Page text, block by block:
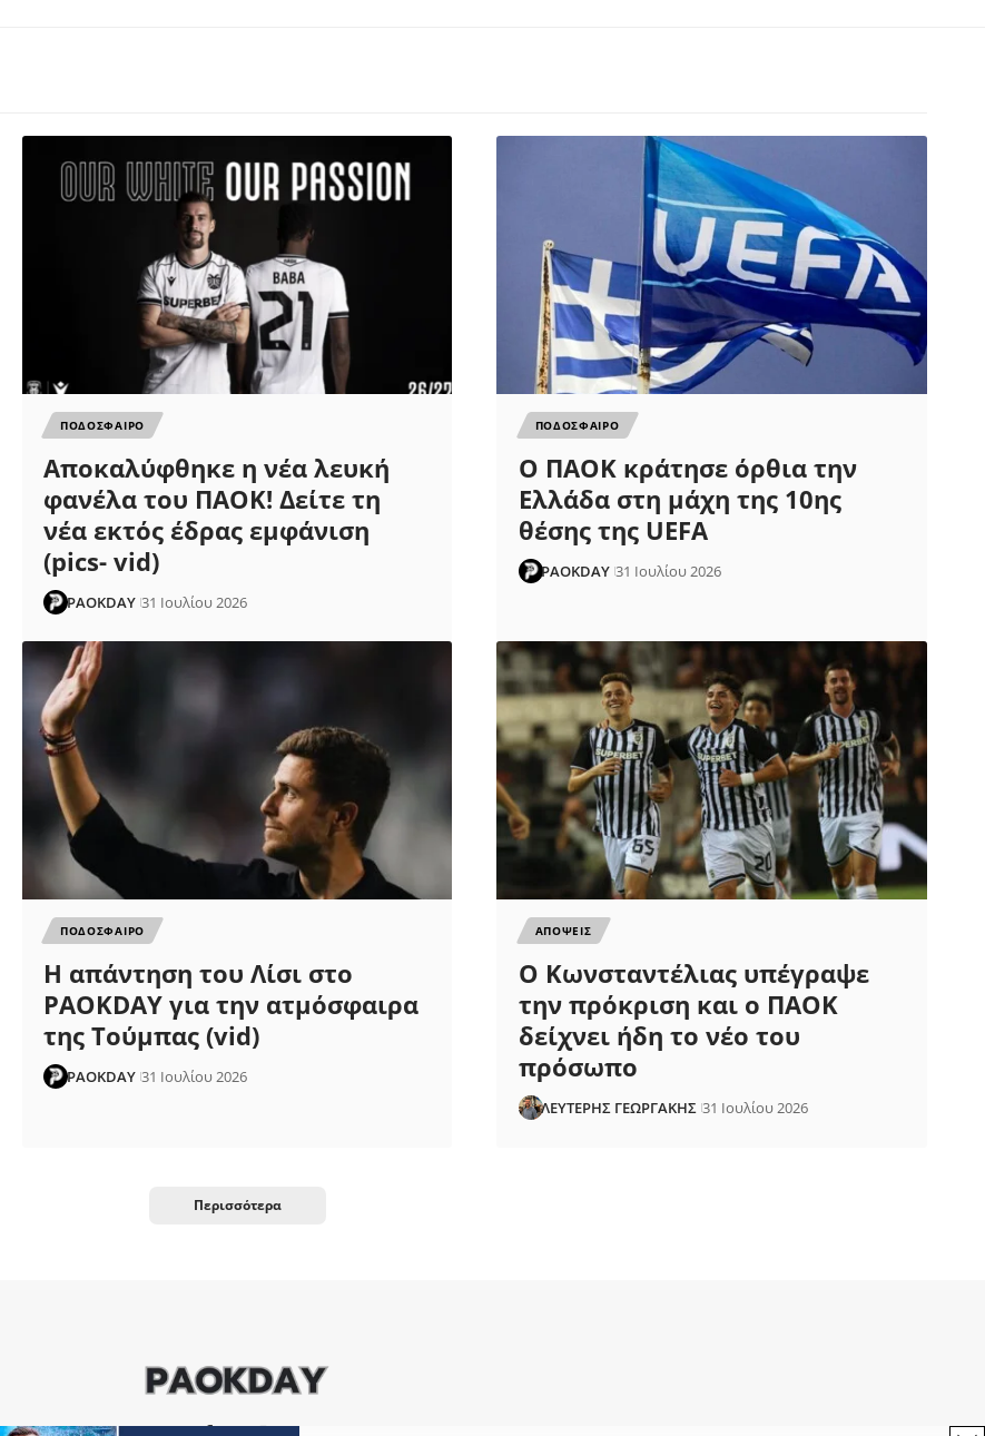
ΠΟΔΟΣΦΑΙΡΟ
Αποκαλύφθηκε η νέα λευκή
φανέλα του ΠΑΟΚ! Δείτε τη
νέα εκτός έδρας εμφάνιση
(pics- vid)
PAOKDAY 31 Ιουλίου 2026
ΠΟΔΟΣΦΑΙΡΟ
Ο ΠΑΟΚ κράτησε όρθια την
Ελλάδα στη μάχη της 10ης
θέσης της UEFA
PAOKDAY 31 Ιουλίου 2026
ΠΟΔΟΣΦΑΙΡΟ
Η απάντηση του Λίσι στο
PAOKDAY για την ατμόσφαιρα
της Τούμπας (vid)
PAOKDAY 31 Ιουλίου 2026
ΑΠΟΨΕΙΣ
Ο Κωνσταντέλιας υπέγραψε
την πρόκριση και ο ΠΑΟΚ
δείχνει ήδη το νέο του
πρόσωπο
ΛΕΥΤΕΡΗΣ ΓΕΩΡΓΑΚΗΣ 31 Ιουλίου 2026
Περισσότερα